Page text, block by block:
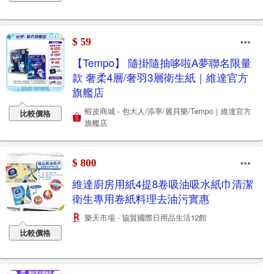
比較價格
$ 59
【Tempo】 隨掛隨抽哆啦A夢聯名限量
款 奢柔4層/奢羽3層衛生紙｜維達官方
旗艦店
蝦皮商城 - 包大人/添寧/麗貝樂/Tempo｜維達官方
旗艦店
比較價格
$ 800
維達廚房用紙4提8卷吸油吸水紙巾清潔
衛生專用卷紙料理去油污實惠
樂天市場 - 協貿國際日用品生活12館